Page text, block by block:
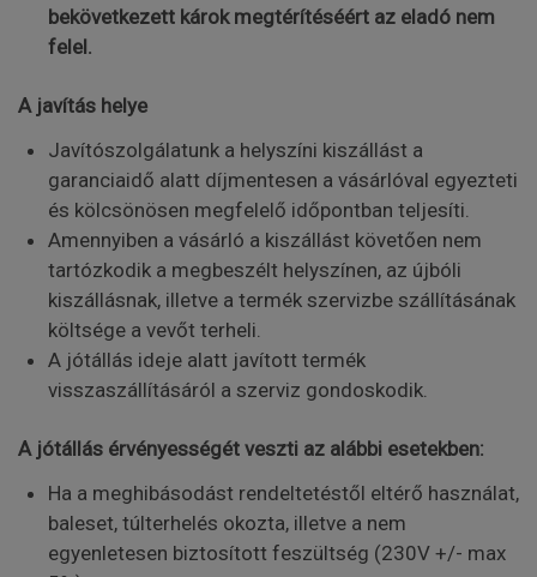
bekövetkezett károk megtérítéséért az eladó nem
felel.
A javítás helye
Javítószolgálatunk a helyszíni kiszállást a
garanciaidő alatt díjmentesen a vásárlóval egyezteti
és kölcsönösen megfelelő időpontban teljesíti.
Amennyiben a vásárló a kiszállást követően nem
tartózkodik a megbeszélt helyszínen, az újbóli
kiszállásnak, illetve a termék szervizbe szállításának
költsége a vevőt terheli.
A jótállás ideje alatt javított termék
visszaszállításáról a szerviz gondoskodik.
A jótállás érvényességét veszti az alábbi esetekben:
Ha a meghibásodást rendeltetéstől eltérő használat,
baleset, túlterhelés okozta, illetve a nem
egyenletesen biztosított feszültség (230V +/- max